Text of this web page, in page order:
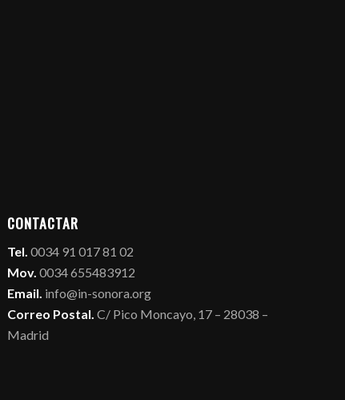
CONTACTAR
Tel. 0034 91 017 81 02
Mov. 0034 655483912
Email. info@in-sonora.org
Correo Postal. C/ Pico Moncayo, 17 – 28038 –
Madrid